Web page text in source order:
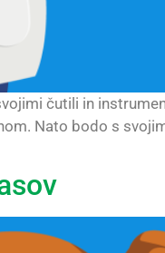
čutili in
Nato bodo s